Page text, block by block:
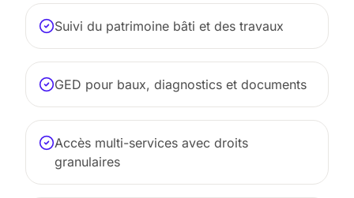
Suivi du patrimoine bâti et des travaux
GED pour baux, diagnostics et documents
Accès multi-services avec droits
granulaires